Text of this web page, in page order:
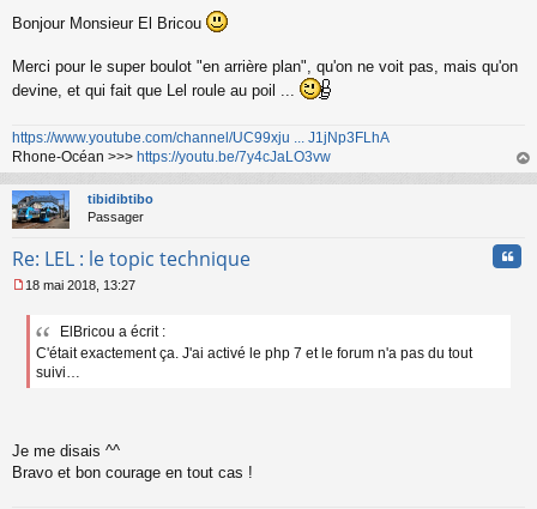
e
a
g
n
o
n
l
u
Bonjour Monsieur El Bricou
Merci pour le super boulot "en arrière plan", qu'on ne voit pas, mais qu'on
devine, et qui fait que Lel roule au poil ...
https://www.youtube.com/channel/UC99xju ... J1jNp3FLhA
Rhone-Océan >>> https://youtu.be/7y4cJaLO3vw
au
tibidibtibo
Passager
Re: LEL : le topic technique
e
g
n
18 mai 2018, 13:27
ElBricou a écrit :
C'était exactement ça. J'ai activé le php 7 et le forum n'a pas du tout
suivi…
Je me disais ^^
Bravo et bon courage en tout cas !